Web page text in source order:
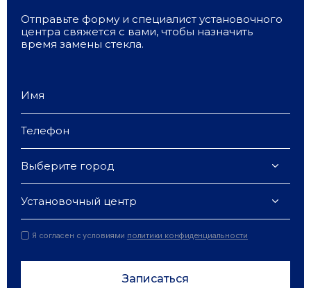
Отправьте форму и специалист установочного
центра свяжется с вами, чтобы назначить
время замены стекла.
Выберите город
Установочный центр
Я согласен с условиями политики конфиденциальности
Записаться